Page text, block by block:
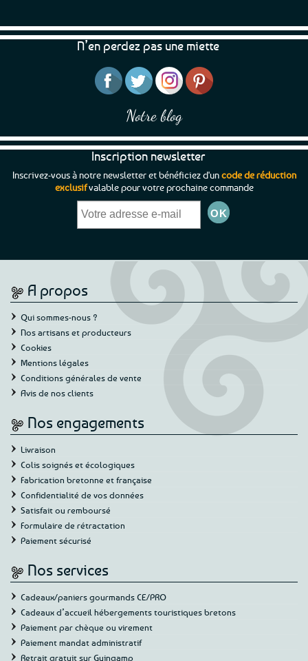
N’en perdez pas une miette
Notre blog
Inscription newsletter
Inscrivez-vous à notre newsletter et bénéficiez d'un code de réduction
exclusifvalable pour votre prochaine commande
A propos
Qui sommes-nous ?
Nos artisans et producteurs
Cookies
Mentions légales
Conditions générales de vente
Avis de nos clients
Nos engagements
Livraison
Colis soignés et écologiques
Fabrication bretonne et française
Confidentialité de vos données
Satisfait ou remboursé
Formulaire de rétractation
Paiement sécurisé
Nos services
Cadeaux/paniers gourmands CE/PRO
Cadeaux d’accueil hébergements touristiques bretons
Paiement par chèque ou virement
Paiement mandat administratif
Retrait gratuit sur Guingamp